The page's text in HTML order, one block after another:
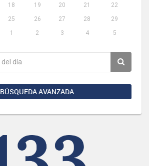
18 19 20 21
22
25 26 27 28
29
1 2 3 4 5
BÚSQUEDA AVANZADA